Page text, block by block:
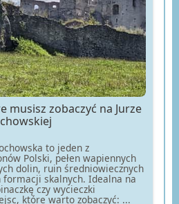
musisz zobaczyć na Jurze
to jeden z
Polski, pełen wapiennych
dolin, ruin średniowiecznych
formacji skalnych. Idealna na
czy wycieczki
które warto zobaczyć: ...